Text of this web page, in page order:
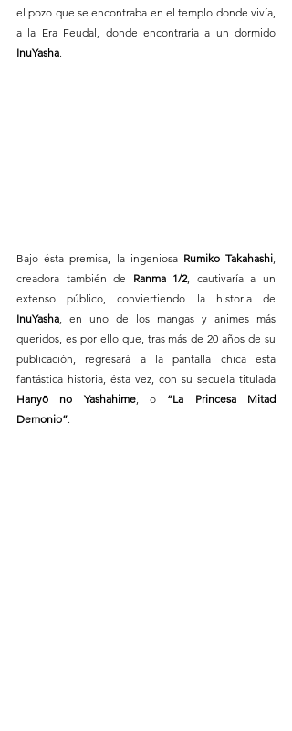
el pozo que se encontraba en el templo donde vivía,
InuYasha
Bajo ésta premisa, la ingeniosa Rumiko Takahashi,
creadora también de Ranma 1/2, cautivaría a un
InuYasha, en uno de los mangas y animes más
queridos, es por ello que, tras más de 20 años de su
publicación, regresará a la pantalla chica esta
Hanyō no Yashahime, o “La Princesa Mitad
Demonio”.